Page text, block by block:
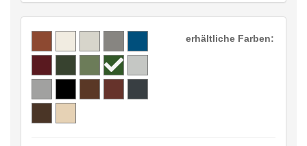
erhältliche Farben: